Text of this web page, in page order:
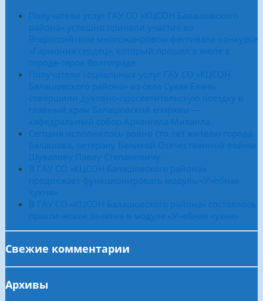
Получатели услуг ГАУ СО «КЦСОН Балашовского
района» успешно приняли участие во
Всероссийском многожанровом фестивале-конкурсе
«Гармония сердец», который прошел в июле в
городе-герое Волгограде
Получатели социальных услуг ГАУ СО «КЦСОН
Балашовского района» из села Сухая Елань
совершили духовно-просветительскую поездку в
главный храм Балашовской епархии —
кафедральный собор Архангела Михаила
Сегодня исполнилось ровно сто лет жителю города
Балашова, ветерану Великой Отечественной войны
Шувалову Павлу Степановичу.
В ГАУ СО «КЦСОН Балашовского района»
продолжает функционировать модуль «Учебная
кухня»
В ГАУ СО «КЦСОН Балашовского района» состоялось
практическое занятие в модуле «Учебная кухня»
Свежие комментарии
Архивы